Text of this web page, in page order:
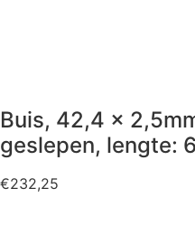
Buis, 42,4 x
geslepen, lengte:
€232,25